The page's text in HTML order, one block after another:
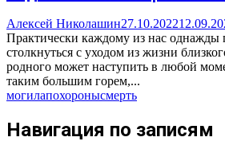
Алексей Николашин27.10.2022
Практически каждому из нас однажды
столкнуться с уходом из жизни
родного может наступить в любой
таким большим горем,...
могилапохоронысмерть
Навигация по записям